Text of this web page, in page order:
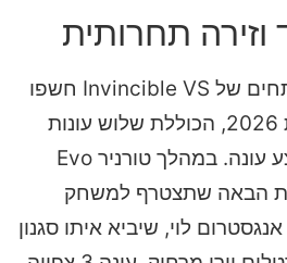
וזירה תחרותית
במקביל להשקה, המפתחים של Invincible VS חשפו
את מפת הדרכים לשנת 2026, הכוללת שלוש עונות
מלאות ושני עדכוני אמצע עונה. במהלך טורניר Evo
הבאה שתצטרף למשחק
לוי, שיביא איתו סגנון